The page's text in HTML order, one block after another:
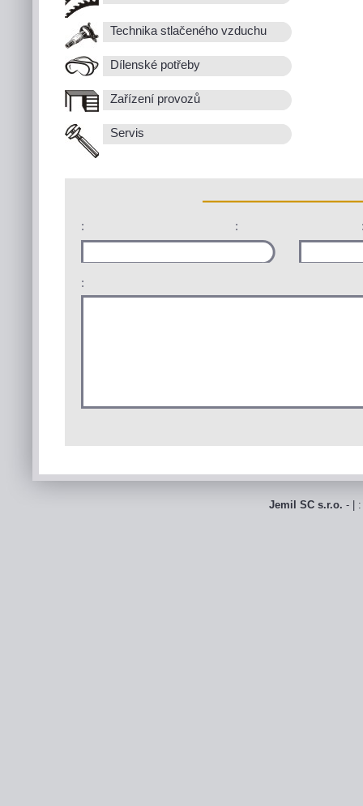
Technika stlačeného vzduchu
Dílenské potřeby
Zařízení provozů
Servis
: :
:
Jemil SC s.r.o. - |